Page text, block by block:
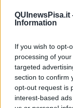
QUInewsPisa.it
Information
If you wish to opt-
processing of
targeted
section to confirm
opt-out request is
interest-based
CASCINA —I Gatti
alle ore 21 il duo
segna un ritorno alle
con la loro identità
Dopo il successo
"Si viene dai circoli
canzone, la nostra
nella nota diffusa